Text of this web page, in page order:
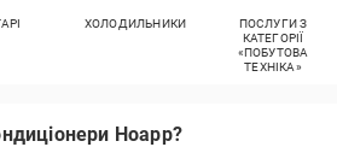
ХОЛОДИЛЬНИКИ
ПОСЛУГИ З
КАТЕГОРІЇ
«ПОБУТОВА
ТЕХНІКА»
Hoapp?